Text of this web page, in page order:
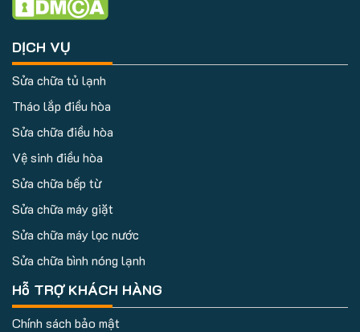
DỊCH VỤ
Sửa chữa tủ lạnh
Tháo lắp điều hòa
Sửa chữa điều hòa
Vệ sinh điều hòa
Sửa chữa bếp từ
Sửa chữa máy giặt
Sửa chữa máy lọc nước
Sửa chữa bình nóng lạnh
Hỗ TRỢ KHÁCH HÀNG
Chính sách bảo mật